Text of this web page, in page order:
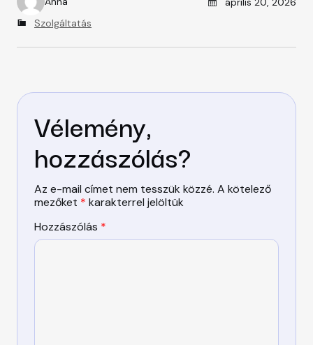
A
u
h
C
t
e
Szolgáltatás
Vélemény,
hozzászólás?
Az e-mail címet nem tesszük közzé. A kötelező
mezőket * karakterrel jelöltük
Hozzászólás *